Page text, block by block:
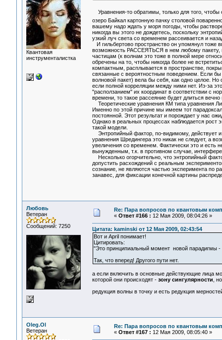
Квантовая
инструменталистка
Уравнения-то обратимы, только для того,
озеро Байкал картонную пачку столовой
вашему надо ждать у моря погоды, чтобы
никогда вы этого не дождетесь, поскольку
узкий луч света со временем рассеивается и
И гильбертово пространство он упомянул тоже
возможность РАССЕЯТЬСЯ в нем любому пакету,
частицам (к волнам это тоже в полной мере
обречены на то, чтобы никогда более не
компактным, расплывается в пространстве,
связанные с вероятностным поведением. Если
волновой пакет) вела бы себя, как одно целое.
если полной корреляции между ними нет. Из-за
"расползанием" их координат в соответствии с
времени, то такое рассеяние будет длиться
Теоретические уравнения КМ типа уравнения
Именно по этой причине мы имеем тот
постоянной. Этот результат и порождает у нас
Однако в реальных процессах наблюдается рост
такой модели.
Энтропийный фактор, по-видимому, действует и
уравнения Шредингера это никак не следует, а
увеличения со временем. Фактически это и есть
вынужденным, т.к. в противном случае,
Несколько огорчительно, что энтропийный
допустить расхождений с реальным
сознание, не являются частью эксперимента по
занавес, для фиксации конечной картины
Любовь
Ветеран
Сообщений: 7250
Re: Пара вопросов по квантовым
« Ответ #166 : 12 Мая 2009, 08:04:26 »
Цитата: kaminski от 12 Мая 2009, 02:43:54
Вот и April понимает!
Цитировать:
"Это принципиальный момент новой
Так, что вперед! Другого пути нет.
а если включить в основные действующие лица
которой они происходят - зону сингулярности ,
редукция волны в точку и есть редукция
Oleg.Ol
Ветеран
Re: Пара вопросов по квантовым
« Ответ #167 : 12 Мая 2009, 08:05:40 »